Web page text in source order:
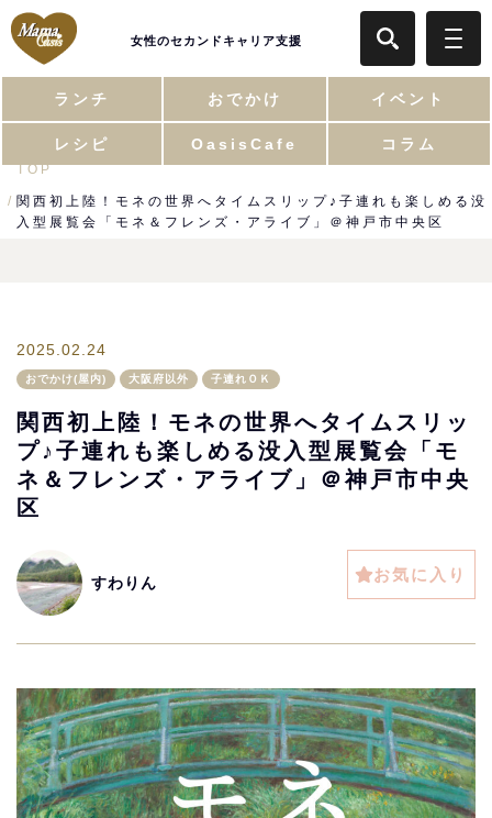
女性のセカンドキャリア支援
ランチ おでかけ イベント
レシピ OasisCafe コラム
TOP
関西初上陸！モネの世界へタイムスリップ♪子連れも楽しめる没
入型展覧会「モネ＆フレンズ・アライブ」＠神戸市中央区
2025.02.24
おでかけ(屋内) 大阪府以外 子連れＯＫ
関西初上陸！モネの世界へタイムスリッ
プ♪子連れも楽しめる没入型展覧会「モ
ネ＆フレンズ・アライブ」＠神戸市中央
区
すわりん お気に入り